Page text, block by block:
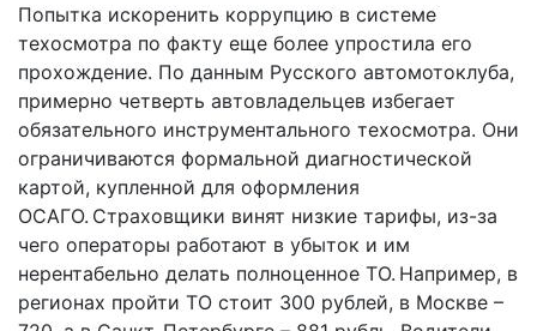
Попытка искоренить коррупцию в системе
техосмотра по факту еще более упростила его
прохождение. По данным Русского автомотоклуба,
примерно четверть автовладельцев избегает
обязательного инструментального техосмотра. Они
ограничиваются формальной диагностической
картой, купленной для оформления
ОСАГО. Страховщики винят низкие тарифы, из-за
чего операторы работают в убыток и им
нерентабельно делать полноценное ТО. Например, в
регионах пройти ТО стоит 300 рублей, в Москве –